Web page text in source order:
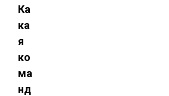
Ка
ка
я
ко
ма
нд